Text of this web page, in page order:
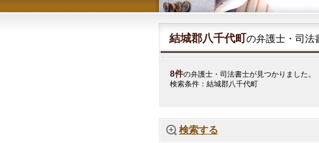
結城郡八千代町の弁護士・司法
8件の弁護士・司法書士が見つかりました。
検索条件：結城郡八千代町
検索する